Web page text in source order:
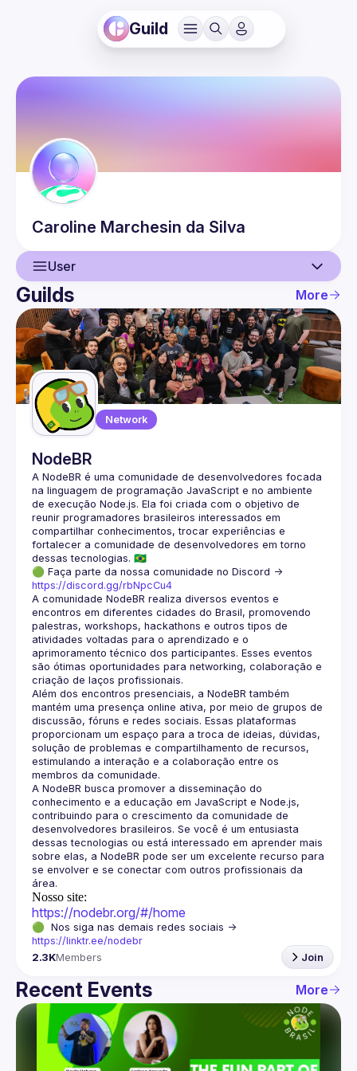
Guild
Caroline Marchesin da Silva
User
User
Events
Guilds
Guilds More
Network
NodeBR
A NodeBR é uma comunidade de desenvolvedores focada
na linguagem de programação JavaScript e no ambiente
de execução Node.js. Ela foi criada com o objetivo de
reunir programadores brasileiros interessados em
compartilhar conhecimentos, trocar experiências e
fortalecer a comunidade de desenvolvedores em torno
🟢 Faça parte da nossa comunidade no Discord ->
https://discord.gg/rbNpcCu4
A comunidade NodeBR realiza diversos eventos e
encontros em diferentes cidades do Brasil, promovendo
palestras, workshops, hackathons e outros tipos de
atividades voltadas para o aprendizado e o
aprimoramento técnico dos participantes. Esses eventos
são ótimas oportunidades para networking, colaboração e
Além dos encontros presenciais, a NodeBR também
mantém uma presença online ativa, por meio de grupos de
discussão, fóruns e redes sociais. Essas plataformas
proporcionam um espaço para a troca de ideias, dúvidas,
solução de problemas e compartilhamento de recursos,
estimulando a interação e a colaboração entre os
A NodeBR busca promover a disseminação do
conhecimento e a educação em JavaScript e Node.js,
contribuindo para o crescimento da comunidade de
desenvolvedores brasileiros. Se você é um entusiasta
dessas tecnologias ou está interessado em aprender mais
sobre elas, a NodeBR pode ser um excelente recurso para
se envolver e se conectar com outros profissionais da
Nosso site:
https://nodebr.org/#/home
https://linktr.ee/nodebr
2.3KMembers Join
Recent Events More